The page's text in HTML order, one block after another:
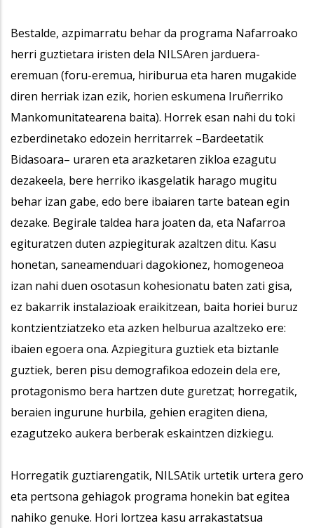
Bestalde, azpimarratu behar da programa Nafarroako
herri guztietara iristen dela NILSAren jarduera-
eremuan (foru-eremua, hiriburua eta haren mugakide
diren herriak izan ezik, horien eskumena Iruñerriko
Mankomunitatearena baita). Horrek esan nahi du toki
ezberdinetako edozein herritarrek –Bardeetatik
Bidasoara– uraren eta arazketaren zikloa ezagutu
dezakeela, bere herriko ikasgelatik harago mugitu
behar izan gabe, edo bere ibaiaren tarte batean egin
dezake. Begirale taldea hara joaten da, eta Nafarroa
egituratzen duten azpiegiturak azaltzen ditu. Kasu
honetan, saneamenduari dagokionez, homogeneoa
izan nahi duen osotasun kohesionatu baten zati gisa,
ez bakarrik instalazioak eraikitzean, baita horiei buruz
kontzientziatzeko eta azken helburua azaltzeko ere:
ibaien egoera ona. Azpiegitura guztiek eta biztanle
guztiek, beren pisu demografikoa edozein dela ere,
protagonismo bera hartzen dute guretzat; horregatik,
beraien ingurune hurbila, gehien eragiten diena,
ezagutzeko aukera berberak eskaintzen dizkiegu.
Horregatik guztiarengatik, NILSAtik urtetik urtera gero
eta pertsona gehiagok programa honekin bat egitea
nahiko genuke. Hori lortzea kasu arrakastatsua